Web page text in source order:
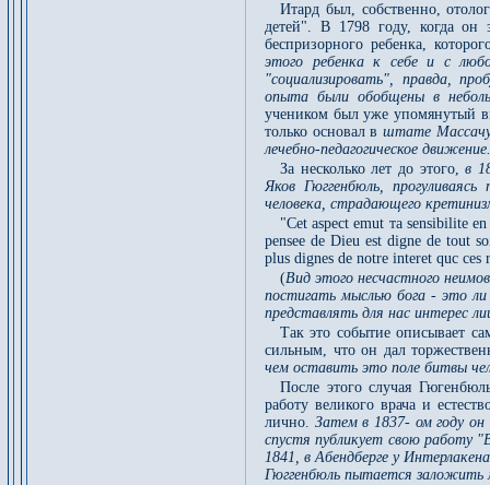
Итард был, собственно,
детей". В 1798 году, когда он
беспризорного ребенка,
этого ребенка к себе и с
"социализировать", правда,
опыта были обобщены в
учеником был уже упомянутый
только основал вштате
лечебно-педагогическое движение.
За несколько лет до этого,в
Яков Гюггенбюль,
человека, страдающего
"Cet aspect emut та sensibilite
pensee de Dieu est digne de tout
plus dignes de notre interet quc
(Вид этого несчастного
постигать мыслью бога - это
представлять для нас интерес
Так это событие описывает
сильным, что он дал
чем оставить это поле битвы
После этого случая
работу великого врача и
лично. Затем в 1837- ом году он
спустя публикует свою работу
1841, в Абендберге у
Гюггенбюль пытается заложить